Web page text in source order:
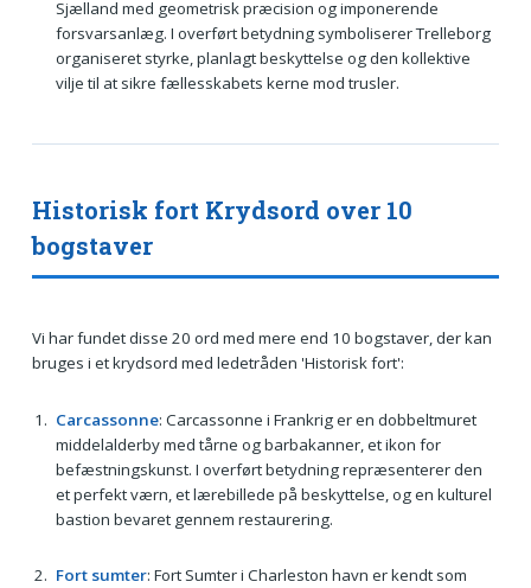
Sjælland med geometrisk præcision og imponerende
forsvarsanlæg. I overført betydning symboliserer Trelleborg
organiseret styrke, planlagt beskyttelse og den kollektive
vilje til at sikre fællesskabets kerne mod trusler.
Historisk fort Krydsord over 10
bogstaver
Vi har fundet disse 20 ord med mere end 10 bogstaver, der kan
bruges i et krydsord med ledetråden 'Historisk fort':
Carcassonne: Carcassonne i Frankrig er en dobbeltmuret
middelalderby med tårne og barbakanner, et ikon for
befæstningskunst. I overført betydning repræsenterer den
et perfekt værn, et lærebillede på beskyttelse, og en kulturel
bastion bevaret gennem restaurering.
Fort sumter: Fort Sumter i Charleston havn er kendt som